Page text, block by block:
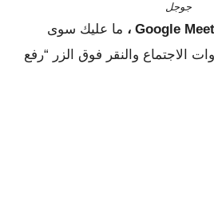
جوجل
ما عليك سوى
الاجتماع والنقر فوق الزر “رفع